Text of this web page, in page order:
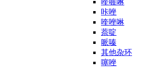
喹喔啉
咔唑
喹唑啉
萘啶
哌嗪
其他杂环
噻唑